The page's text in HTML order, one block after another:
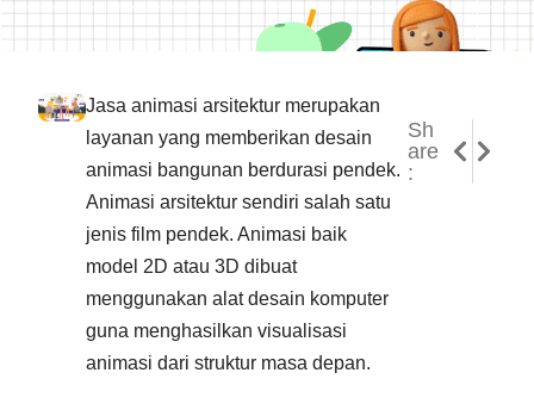
Jasa animasi arsitektur merupakan
layanan yang memberikan desain
animasi bangunan berdurasi pendek.
Animasi arsitektur sendiri salah satu
jenis film pendek. Animasi baik
model 2D atau 3D dibuat
menggunakan alat desain komputer
guna menghasilkan visualisasi
animasi dari struktur masa depan.
Sh
are
:
Jasa